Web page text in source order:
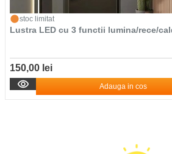
stoc limitat
Lustra LED cu 3 functii lumina/rece/
150,00 lei
Adauga in cos